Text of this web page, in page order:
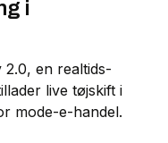
i
en realtids-
live tøjskift i
mode-e-handel.